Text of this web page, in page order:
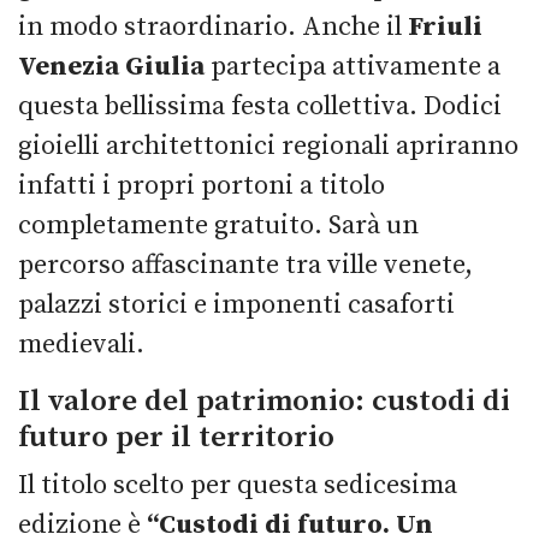
in modo straordinario. Anche il Friuli
Venezia Giuliapartecipa attivamente a
questa bellissima festa collettiva. Dodici
gioielli architettonici regionali apriranno
infatti i propri portoni a titolo
completamente gratuito. Sarà un
percorso affascinante tra ville venete,
palazzi storici e imponenti casaforti
medievali.
Il valore del patrimonio: custodi di
futuro per il territorio
Il titolo scelto per questa sedicesima
edizione è “Custodi di futuro. Un